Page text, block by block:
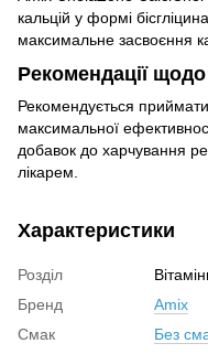
кальцій у формі
максимальне засвоєння
Рекомендації
Рекомендується
максимальної
добавок до харчування
лікарем.
Характеристики
Розділ
Бренд
Amix
Смак
Без